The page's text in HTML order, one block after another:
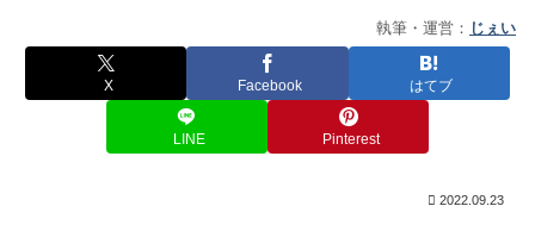
執筆・運営： じぇい
X Facebook はてブ
LINE Pinterest
2022.09.23